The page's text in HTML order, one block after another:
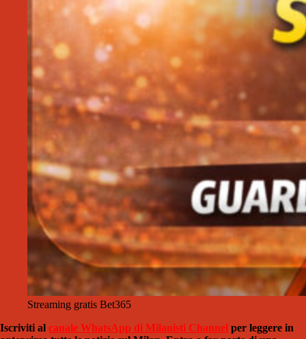
Streaming gratis Bet365
Iscriviti al canale WhatsApp di Milanisti Channel per leggere in